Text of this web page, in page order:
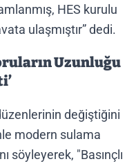
HES kurulu
ulaşmıştır” dedi.
Uzunluğu
değiştiğini
modern sulama
söyleyerek, "Basınçlı